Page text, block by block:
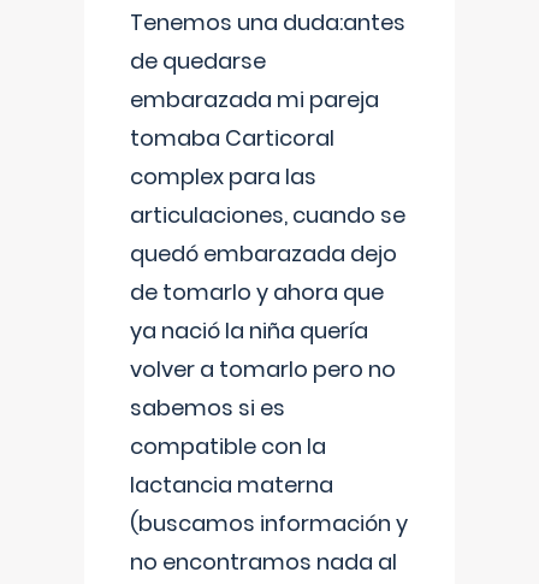
Tenemos una duda:antes
de quedarse
embarazada mi pareja
tomaba Carticoral
complex para las
articulaciones, cuando se
quedó embarazada dejo
de tomarlo y ahora que
ya nació la niña quería
volver a tomarlo pero no
sabemos si es
compatible con la
lactancia materna
(buscamos información y
no encontramos nada al